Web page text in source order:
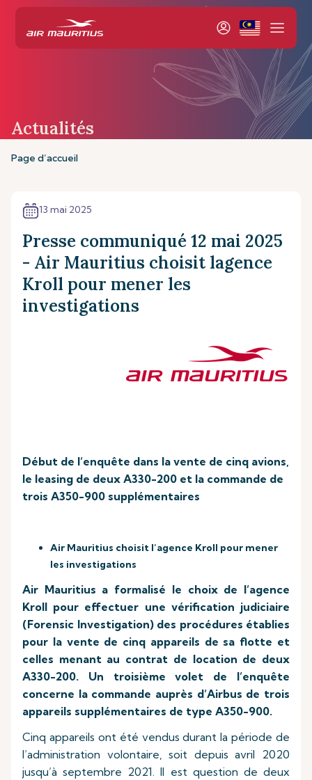
Actualités
Page d’accueil
13 mai 2025
Presse communiqué 12 mai 2025
- Air Mauritius choisit lagence
Kroll pour mener les
investigations
Début de l’enquête dans la vente de cinq avions,
le leasing de deux A330-200 et la commande de
trois A350-900 supplémentaires
Air Mauritius choisit l’agence Kroll pour mener
les investigations
Air Mauritius a formalisé le choix de l’agence
Kroll pour effectuer une vérification judiciaire
(Forensic Investigation) des procédures établies
pour la vente de cinq appareils de sa flotte et
celles menant au contrat de location de deux
A330-200. Un troisième volet de l’enquête
concerne la commande auprès d’Airbus de trois
appareils supplémentaires de type A350-900.
Cinq appareils ont été vendus durant la période de
l’administration volontaire, soit depuis avril 2020
jusqu’à septembre 2021. Il est question de deux